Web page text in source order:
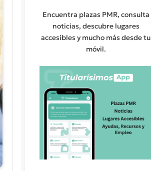
Encuentra plazas PMR, consulta
noticias, descubre lugares
accesibles y mucho más desde tu
móvil.